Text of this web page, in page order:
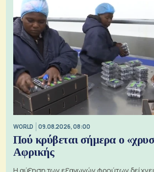
WORLD 09.08.2026, 08:00
Πού κρύβεται σήμερα ο
Αφρικής